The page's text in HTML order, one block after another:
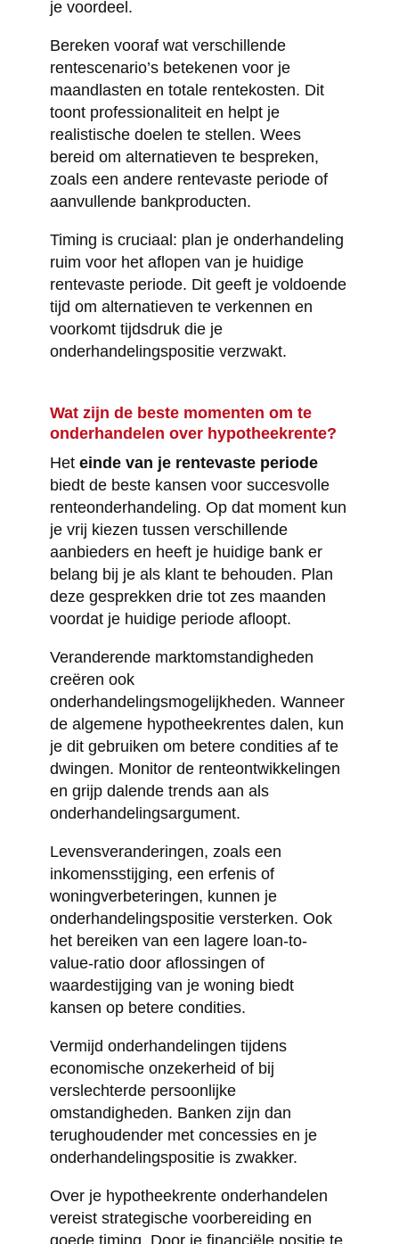
je voordeel.
Bereken vooraf wat verschillende
rentescenario’s betekenen voor je
maandlasten en totale rentekosten. Dit
toont professionaliteit en helpt je
realistische doelen te stellen. Wees
bereid om alternatieven te bespreken,
zoals een andere rentevaste periode of
aanvullende bankproducten.
Timing is cruciaal: plan je onderhandeling
ruim voor het aflopen van je huidige
rentevaste periode. Dit geeft je voldoende
tijd om alternatieven te verkennen en
voorkomt tijdsdruk die je
onderhandelingspositie verzwakt.
Wat zijn de beste momenten om te
onderhandelen over hypotheekrente?
Het einde van je rentevaste periode
biedt de beste kansen voor succesvolle
renteonderhandeling. Op dat moment kun
je vrij kiezen tussen verschillende
aanbieders en heeft je huidige bank er
belang bij je als klant te behouden. Plan
deze gesprekken drie tot zes maanden
voordat je huidige periode afloopt.
Veranderende marktomstandigheden
creëren ook
onderhandelingsmogelijkheden. Wanneer
de algemene hypotheekrentes dalen, kun
je dit gebruiken om betere condities af te
dwingen. Monitor de renteontwikkelingen
en grijp dalende trends aan als
onderhandelingsargument.
Levensveranderingen, zoals een
inkomensstijging, een erfenis of
woningverbeteringen, kunnen je
onderhandelingspositie versterken. Ook
het bereiken van een lagere loan-to-
value-ratio door aflossingen of
waardestijging van je woning biedt
kansen op betere condities.
Vermijd onderhandelingen tijdens
economische onzekerheid of bij
verslechterde persoonlijke
omstandigheden. Banken zijn dan
terughoudender met concessies en je
onderhandelingspositie is zwakker.
Over je hypotheekrente onderhandelen
vereist strategische voorbereiding en